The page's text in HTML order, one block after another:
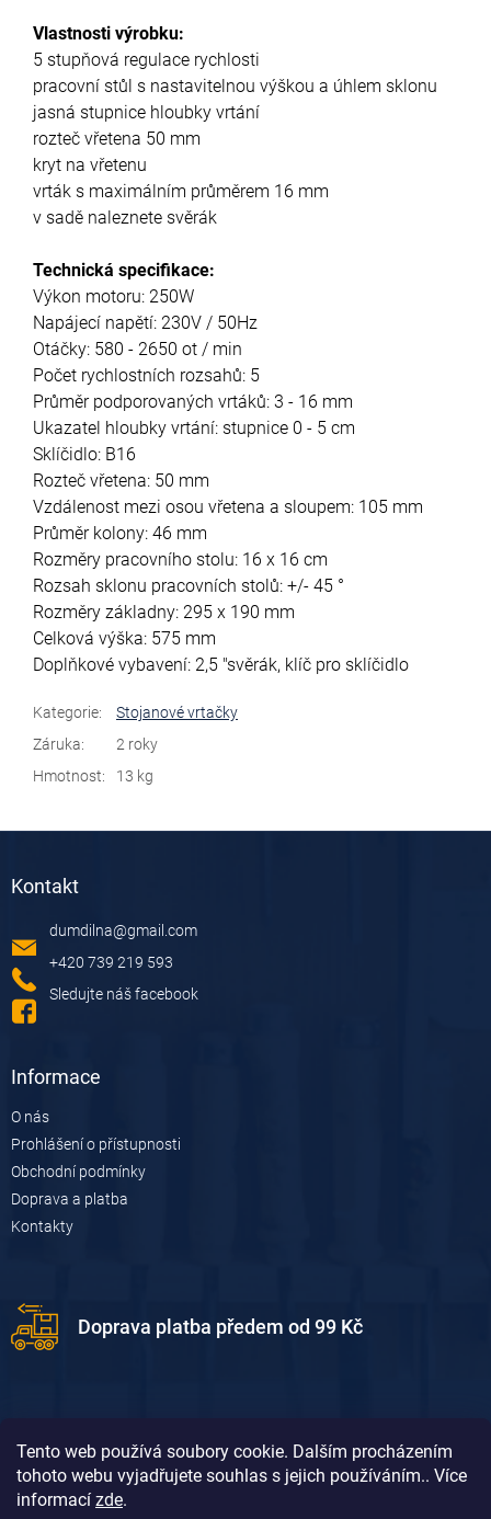
Tento web používá soubory cookie. Dalším procházením
tohoto webu vyjadřujete souhlas s jejich používáním.. Více
informací zde.
Vlastnosti výrobku:
5 stupňová regulace rychlosti
pracovní stůl s nastavitelnou výškou a úhlem sklonu
jasná stupnice hloubky vrtání
rozteč vřetena 50 mm
kryt na vřetenu
vrták s maximálním průměrem 16 mm
v sadě naleznete svěrák
Technická specifikace:
Výkon motoru: 250W
Napájecí napětí: 230V / 50Hz
Otáčky: 580 - 2650 ot / min
Počet rychlostních rozsahů: 5
Průměr podporovaných vrtáků: 3 - 16 mm
Ukazatel hloubky vrtání: stupnice 0 - 5 cm
Sklíčidlo: B16
Rozteč vřetena: 50 mm
Vzdálenost mezi osou vřetena a sloupem: 105 mm
Průměr kolony: 46 mm
Rozměry pracovního stolu: 16 x 16 cm
Rozsah sklonu pracovních stolů: +/- 45 °
Rozměry základny: 295 x 190 mm
Celková výška: 575 mm
Doplňkové vybavení: 2,5 "svěrák, klíč pro sklíčidlo
Kategorie:
Stojanové vrtačky
Záruka:
2 roky
Hmotnost: 13 kg
Kontakt
dumdilna@gmail.com
+420 739 219 593
Sledujte náš facebook
Informace
O nás
Prohlášení o přístupnosti
Obchodní podmínky
Doprava a platba
Kontakty
Doprava platba předem od 99 Kč
Doprava platba dobírkou od 119 Kč